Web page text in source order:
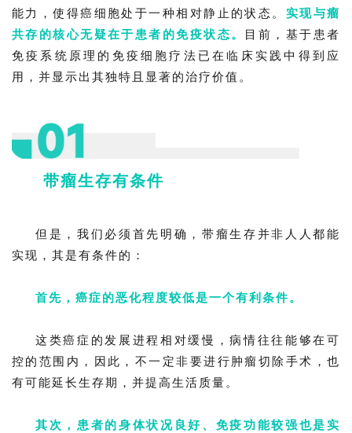
能力，使得癌细胞处于一种相对静止的状态。 实现与瘤
共存的核心无疑在于患者的免疫状态。 目前，基于患者
免疫系统原理的免疫细胞疗法已在临床实践中得到应
用，并显示出其独特且显著的治疗价值。
带瘤生存有条件
但是，我们必须首先明确，带瘤生存并非人人都能
实现，其是有条件的：
首先，癌症的恶化程度较低是一个有利条件。
这类癌症的发展进程相对缓慢，病情往往能够在可
控的范围内，因此，不一定非要进行肿瘤切除手术，也
有可能延长生存期，并提高生活质量。
其次，患者的身体状况良好、免疫功能较强也是实